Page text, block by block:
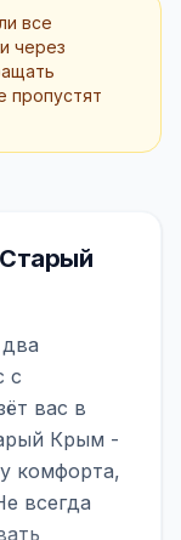
все
через
пропустят
с
вас в
Крым -
комфорта,
всегда